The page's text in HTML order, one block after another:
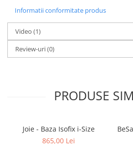
Informatii conformitate produs
Video (1)
Review-uri(0)
PRODUSE
Joie - Baza Isofix i-Size
865,00 Lei